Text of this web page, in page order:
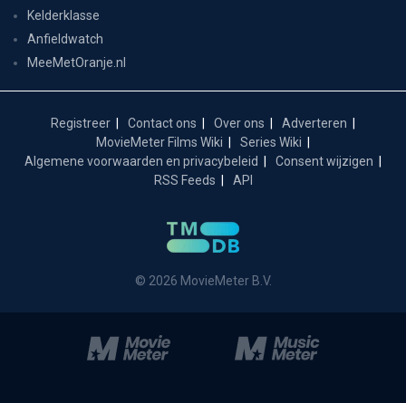
Kelderklasse
Anfieldwatch
MeeMetOranje.nl
Registreer Contact ons Over ons
Adverteren
MovieMeter Films Wiki
Series Wiki
Algemene voorwaarden en privacybeleid
Consent wijzigen
RSS Feeds
API
© 2026 MovieMeter B.V.